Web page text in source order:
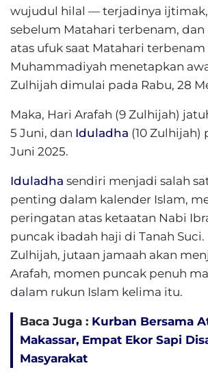
wujudul hilal — terjadinya
sebelum Matahari terbenam, dan
atas ufuk saat Matahari
Muhammadiyah menetapkan
Zulhijah dimulai pada Rabu, 28
Maka, Hari Arafah (9 Zulhijah)
5 Juni, dan Iduladha (10 Zulhijah)
Juni 2025.
Iduladha sendiri menjadi salah
penting dalam kalender Islam,
peringatan atas ketaatan Nabi
puncak ibadah haji di Tanah Suci.
Zulhijah, jutaan jamaah akan
Arafah, momen puncak penuh
dalam rukun Islam kelima itu.
Baca Juga : Kurban Bersama
Makassar, Empat Ekor Sapi
Masyarakat